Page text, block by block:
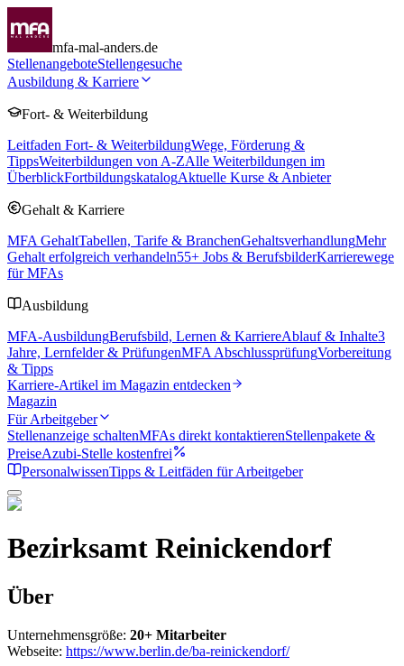
mfa-mal-anders.de
StellenangeboteStellengesuche
Ausbildung & Karriere
Fort- & Weiterbildung
Leitfaden Fort- & WeiterbildungWege, Förderung &
TippsWeiterbildungen von A-ZAlle Weiterbildungen im
ÜberblickFortbildungskatalogAktuelle Kurse & Anbieter
Gehalt & Karriere
MFA GehaltTabellen, Tarife & BranchenGehaltsverhandlungMehr
Gehalt erfolgreich verhandeln55+ Jobs & BerufsbilderKarrierewege
für MFAs
Ausbildung
MFA-AusbildungBerufsbild, Lernen & KarriereAblauf & Inhalte3
Jahre, Lernfelder & PrüfungenMFA AbschlussprüfungVorbereitung
& Tipps
Karriere-Artikel im Magazin entdecken
Magazin
Für Arbeitgeber
Stellenanzeige schaltenMFAs direkt kontaktierenStellenpakete &
PreiseAzubi-Stelle kostenfrei
PersonalwissenTipps & Leitfäden für Arbeitgeber
Bezirksamt Reinickendorf
Über
Unternehmensgröße: 20+ Mitarbeiter
Webseite: https://www.berlin.de/ba-reinickendorf/